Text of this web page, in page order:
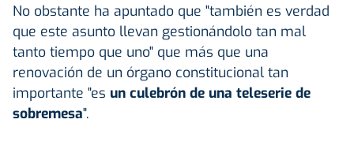
No obstante ha apuntado que "también es verdad
que este asunto llevan gestionándolo tan mal
tanto tiempo que uno" que más que una
renovación de un órgano constitucional tan
importante "es un culebrón de una teleserie de
sobremesa".